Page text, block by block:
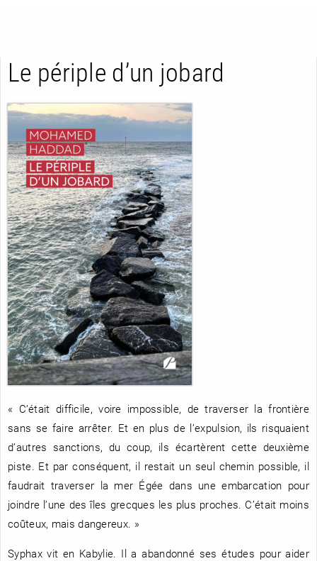
RETOUR
À PARAÎTRE
NOUVEAUTÉS
RETOUR
AVIS
RENCONTRE AVEC…
RETOUR
A LA UNE
REVUE DE PRESSE
Le périple d’un jobard
« C’était difficile, voire impossible, de traverser la frontière
sans se faire arrêter. Et en plus de l’expulsion, ils risquaient
d’autres sanctions, du coup, ils écartèrent cette deuxième
piste. Et par conséquent, il restait un seul chemin possible, il
faudrait traverser la mer Égée dans une embarcation pour
joindre l’une des îles grecques les plus proches. C’était moins
coûteux, mais dangereux. »
Syphax vit en Kabylie. Il a abandonné ses études pour aider